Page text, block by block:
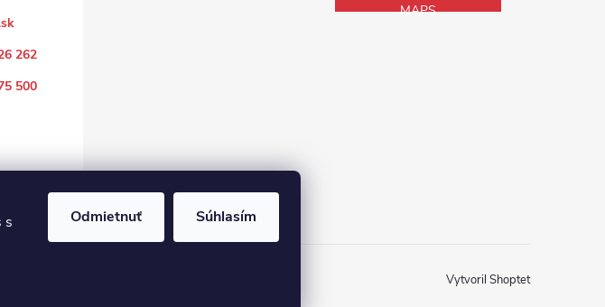
s
Odmietnuť Súhlasím
262
500
MAPS
Vytvoril Shoptet